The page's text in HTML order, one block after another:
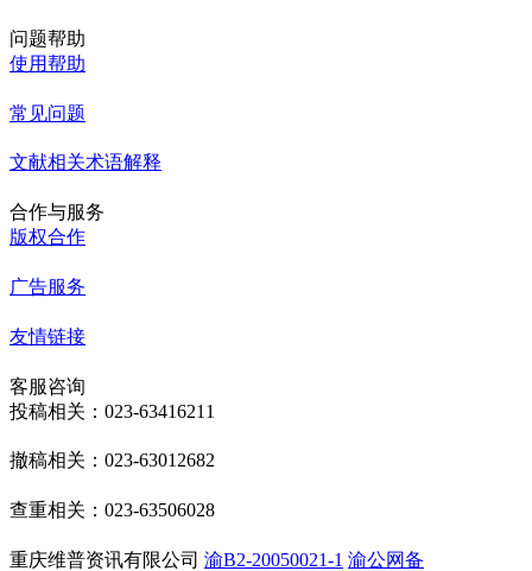
问题帮助
使用帮助
常见问题
文献相关术语解释
合作与服务
版权合作
广告服务
友情链接
客服咨询
投稿相关：023-63416211
撤稿相关：023-63012682
查重相关：023-63506028
重庆维普资讯有限公司 渝B2-20050021-1 渝公网备